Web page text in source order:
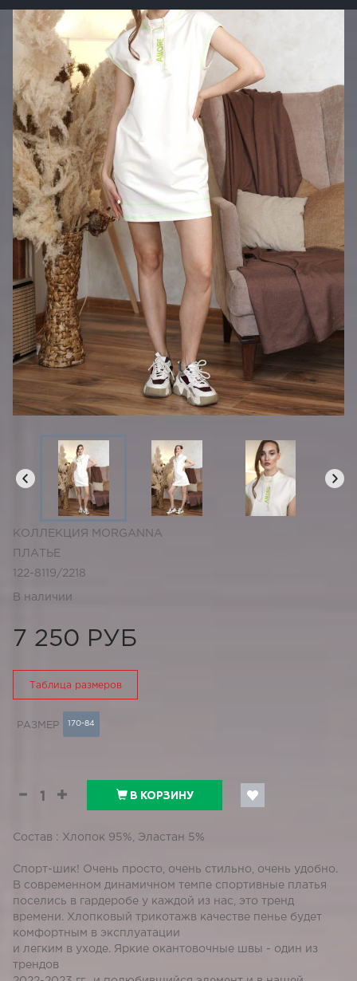
КОЛЛЕКЦИЯ MORGANNA
ПЛАТЬЕ
122-8119/2218
В наличии
7 250 РУБ
Таблица размеров
РАЗМЕР 170-84
В КОРЗИНУ
Состав : Хлопок 95%, Эластан 5%
Спорт-шик! Очень просто, очень стильно, очень удобно.
В современном динамичном темпе спортивные платья
поселись в гардеробе у каждой из нас, это тренд
времени. Хлопковый трикотажв качестве пенье будет
комфортным в эксплуатации
и легким в уходе. Яркие окантовочные швы - один из
трендов